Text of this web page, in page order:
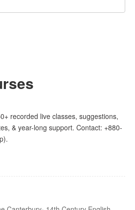
recorded live classes, suggestions,
& year-long support. Contact: +880-